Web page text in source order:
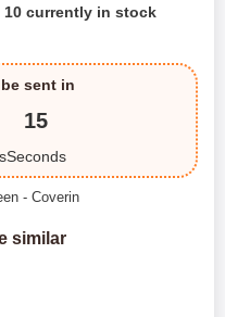
10 currently in stock
sent in
15
Seconds
- Coverin
similar